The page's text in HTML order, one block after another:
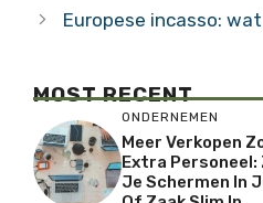
Europese incasso:
MOST RECENT
ONDERNEMEN
Meer Verkopen
Extra Personeel:
Je Schermen In